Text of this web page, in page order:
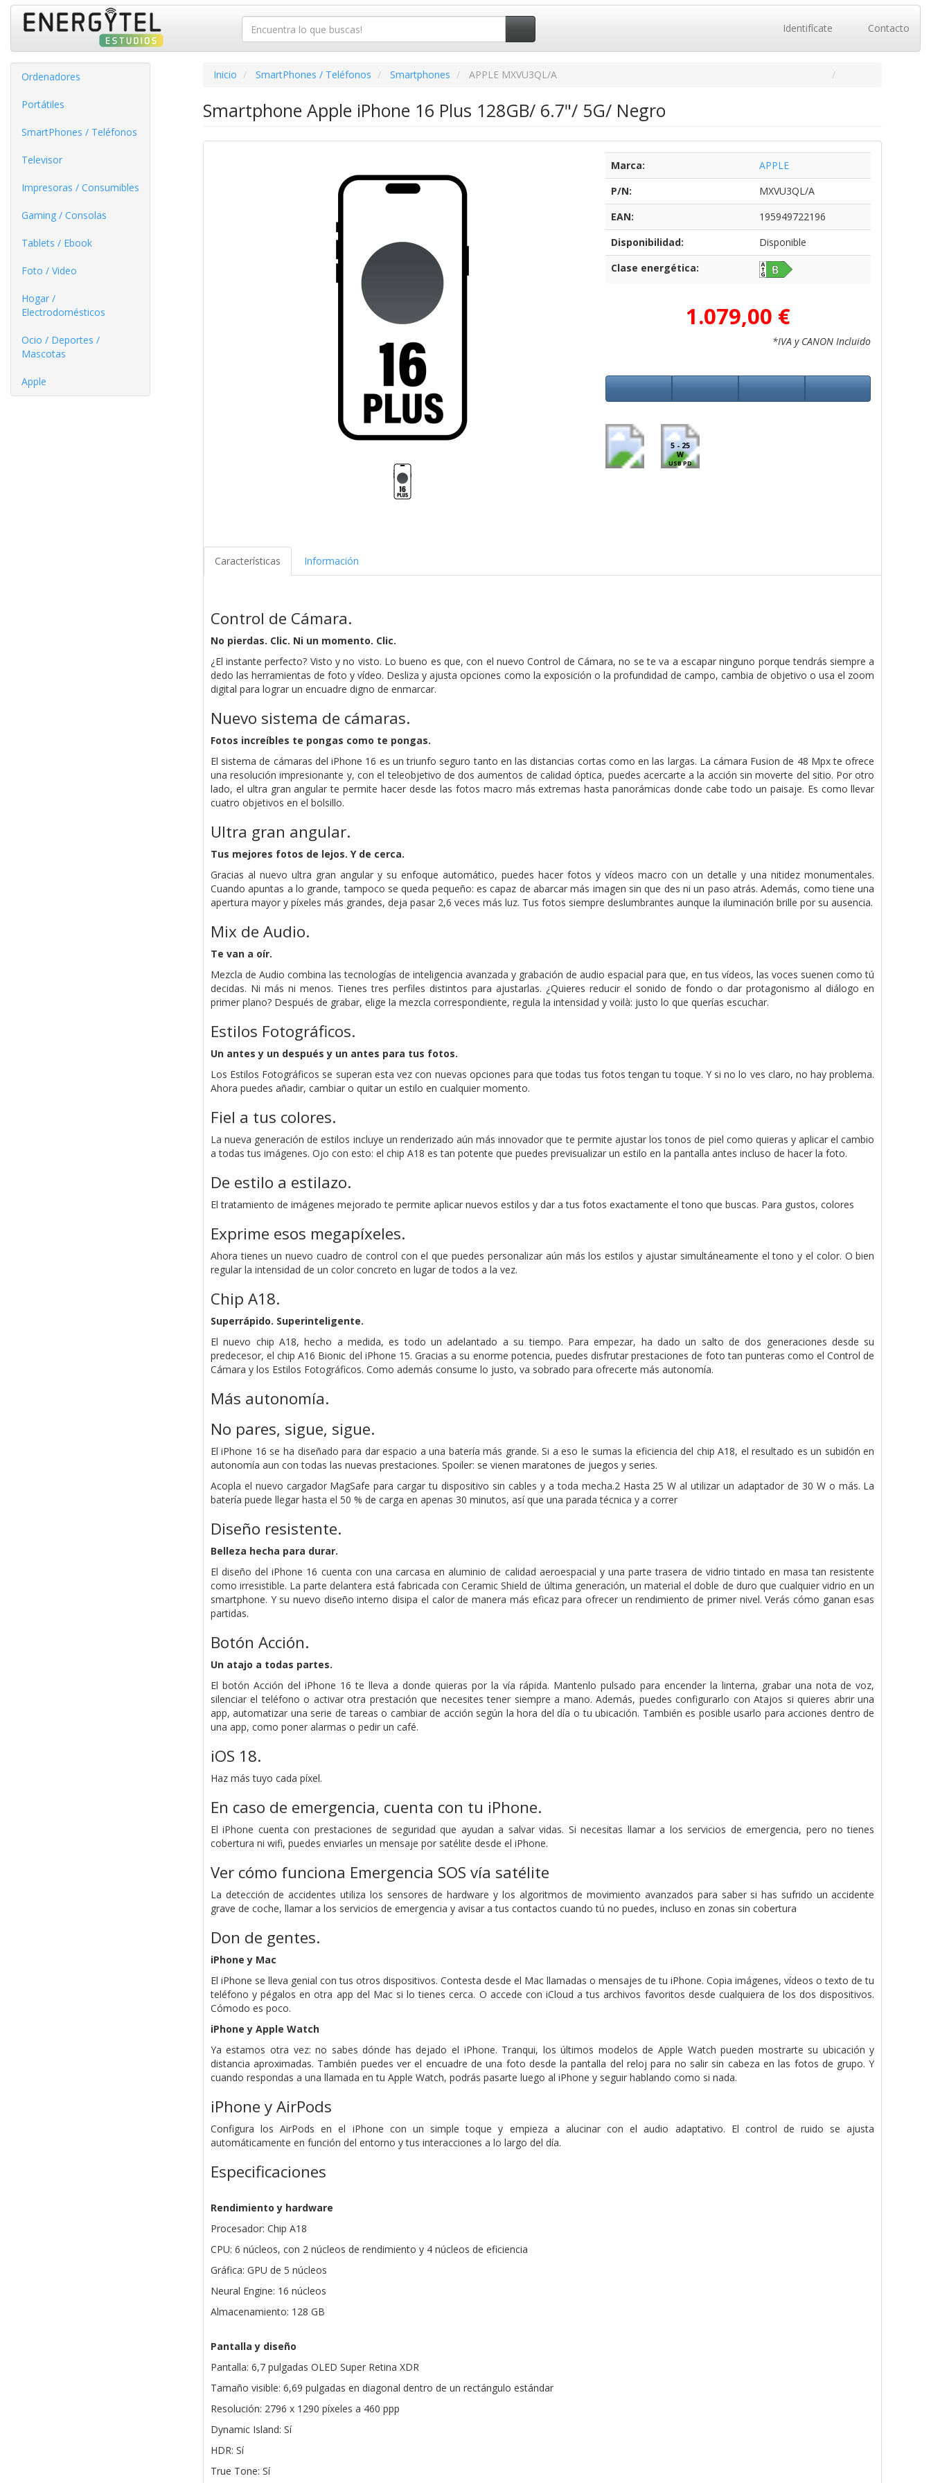
Identifícate Contacto
Ordenadores
Portátiles
SmartPhones / Teléfonos
Televisor
Impresoras / Consumibles
Gaming / Consolas
Tablets / Ebook
Foto / Video
Hogar /
Electrodomésticos
Ocio / Deportes /
Mascotas
Apple
Inicio SmartPhones / Teléfonos Smartphones APPLE MXVU3QL/A
Smartphone Apple iPhone 16 Plus 128GB/ 6.7"/ 5G/ Negro
Marca:
APPLE
P/N:
MXVU3QL/A
EAN:
195949722196
Disponibilidad:
Disponible
Clase energética:
1.079,00 €
*IVA y CANON Incluido
5 - 25
W
USB PD
Características Información
Control de Cámara.
No pierdas. Clic. Ni un momento. Clic.
¿El instante perfecto? Visto y no visto. Lo bueno es que, con el nuevo Control de Cámara, no se te va a escapar ninguno porque tendrás siempre a
dedo las herramientas de foto y vídeo. Desliza y ajusta opciones como la exposición o la profundidad de campo, cambia de objetivo o usa el zoom
digital para lograr un encuadre digno de enmarcar.
Nuevo sistema de cámaras.
Fotos increíbles te pongas como te pongas.
El sistema de cámaras del iPhone 16 es un triunfo seguro tanto en las distancias cortas como en las largas. La cámara Fusion de 48 Mpx te ofrece
una resolución impresionante y, con el teleobjetivo de dos aumentos de calidad óptica, puedes acercarte a la acción sin moverte del sitio. Por otro
lado, el ultra gran angular te permite hacer desde las fotos macro más extremas hasta panorámicas donde cabe todo un paisaje. Es como llevar
cuatro objetivos en el bolsillo.
Ultra gran angular.
Tus mejores fotos de lejos. Y de cerca.
Gracias al nuevo ultra gran angular y su enfoque automático, puedes hacer fotos y vídeos macro con un detalle y una nitidez monumentales.
Cuando apuntas a lo grande, tampoco se queda pequeño: es capaz de abarcar más imagen sin que des ni un paso atrás. Además, como tiene una
apertura mayor y píxeles más grandes, deja pasar 2,6 veces más luz. Tus fotos siempre deslumbrantes aunque la iluminación brille por su ausencia.
Mix de Audio.
Te van a oír.
Mezcla de Audio combina las tecnologías de inteligencia avanzada y grabación de audio espacial para que, en tus vídeos, las voces suenen como tú
decidas. Ni más ni menos. Tienes tres perfiles distintos para ajustarlas. ¿Quieres reducir el sonido de fondo o dar protagonismo al diálogo en
primer plano? Después de grabar, elige la mezcla correspondiente, regula la intensidad y voilà: justo lo que querías escuchar.
Estilos Fotográficos.
Un antes y un después y un antes para tus fotos.
Los Estilos Fotográficos se superan esta vez con nuevas opciones para que todas tus fotos tengan tu toque. Y si no lo ves claro, no hay problema.
Ahora puedes añadir, cambiar o quitar un estilo en cualquier momento.
Fiel a tus colores.
La nueva generación de estilos incluye un renderizado aún más innovador que te permite ajustar los tonos de piel como quieras y aplicar el cambio
a todas tus imágenes. Ojo con esto: el chip A18 es tan potente que puedes previsualizar un estilo en la pantalla antes incluso de hacer la foto.
De estilo a estilazo.
El tratamiento de imágenes mejorado te permite aplicar nuevos estilos y dar a tus fotos exactamente el tono que buscas. Para gustos, colores
Exprime esos megapíxeles.
Ahora tienes un nuevo cuadro de control con el que puedes personalizar aún más los estilos y ajustar simultáneamente el tono y el color. O bien
regular la intensidad de un color concreto en lugar de todos a la vez.
Chip A18.
Superrápido. Super­inteligente.
El nuevo chip A18, hecho a medida, es todo un adelantado a su tiempo. Para empezar, ha dado un salto de dos generaciones desde su
predecesor, el chip A16 Bionic del iPhone 15. Gracias a su enorme potencia, puedes disfrutar prestaciones de foto tan punteras como el Control de
Cámara y los Estilos Fotográficos. Como además consume lo justo, va sobrado para ofrecerte más autonomía.
Más autonomía.
No pares, sigue, sigue.
El iPhone 16 se ha diseñado para dar espacio a una batería más grande. Si a eso le sumas la eficiencia del chip A18, el resultado es un subidón en
autonomía aun con todas las nuevas prestaciones. Spoiler: se vienen maratones de juegos y series.
Acopla el nuevo cargador MagSafe para cargar tu dispositivo sin cables y a toda mecha.2 Hasta 25 W al utilizar un adaptador de 30 W o más. La
batería puede llegar hasta el 50 % de carga en apenas 30 minutos, así que una parada técnica y a correr
Diseño resistente.
Belleza hecha para durar.
El diseño del iPhone 16 cuenta con una carcasa en aluminio de calidad aeroespacial y una parte trasera de vidrio tintado en masa tan resistente
como irresistible. La parte delantera está fabricada con Ceramic Shield de última generación, un material el doble de duro que cualquier vidrio en un
smartphone. Y su nuevo diseño interno disipa el calor de manera más eficaz para ofrecer un rendimiento de primer nivel. Verás cómo ganan esas
partidas.
Botón Acción.
Un atajo a todas partes.
El botón Acción del iPhone 16 te lleva a donde quieras por la vía rápida. Mantenlo pulsado para encender la linterna, grabar una nota de voz,
silenciar el teléfono o activar otra prestación que necesites tener siempre a mano. Además, puedes configurarlo con Atajos si quieres abrir una
app, automatizar una serie de tareas o cambiar de acción según la hora del día o tu ubicación. También es posible usarlo para acciones dentro de
una app, como poner alarmas o pedir un café.
iOS 18.
Haz más tuyo cada píxel.
En caso de emergencia, cuenta con tu iPhone.
El iPhone cuenta con prestaciones de seguridad que ayudan a salvar vidas. Si necesitas llamar a los servicios de emergencia, pero no tienes
cobertura ni wifi, puedes enviarles un mensaje por satélite desde el iPhone.
Ver cómo funciona Emergencia SOS vía satélite
La detección de accidentes utiliza los sensores de hardware y los algoritmos de movimiento avanzados para saber si has sufrido un accidente
grave de coche, llamar a los servicios de emergencia y avisar a tus contactos cuando tú no puedes, incluso en zonas sin cobertura
Don de gentes.
iPhone y Mac
El iPhone se lleva genial con tus otros dispositivos. Contesta desde el Mac llamadas o mensajes de tu iPhone. Copia imágenes, vídeos o texto de tu
teléfono y pégalos en otra app del Mac si lo tienes cerca. O accede con iCloud a tus archivos favoritos desde cualquiera de los dos dispositivos.
Cómodo es poco.
iPhone y Apple Watch
Ya estamos otra vez: no sabes dónde has dejado el iPhone. Tranqui, los últimos modelos de Apple Watch pueden mostrarte su ubicación y
distancia aproximadas. También puedes ver el encuadre de una foto desde la pantalla del reloj para no salir sin cabeza en las fotos de grupo. Y
cuando respondas a una llamada en tu Apple Watch, podrás pasarte luego al iPhone y seguir hablando como si nada.
iPhone y AirPods
Configura los AirPods en el iPhone con un simple toque y empieza a alucinar con el audio adaptativo. El control de ruido se ajusta
automáticamente en función del entorno y tus interacciones a lo largo del día.
Especificaciones
Rendimiento y hardware
Procesador: Chip A18
CPU: 6 núcleos, con 2 núcleos de rendimiento y 4 núcleos de eficiencia
Gráfica: GPU de 5 núcleos
Neural Engine: 16 núcleos
Almacenamiento: 128 GB
Pantalla y diseño
Pantalla: 6,7 pulgadas OLED Super Retina XDR
Tamaño visible: 6,69 pulgadas en diagonal dentro de un rectángulo estándar
Resolución: 2796 x 1290 píxeles a 460 ppp
Dynamic Island: Sí
HDR: Sí
True Tone: Sí